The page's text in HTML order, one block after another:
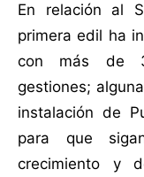
En relación al
primera edil ha
con más de
gestiones;
instalación de
para que
crecimiento y